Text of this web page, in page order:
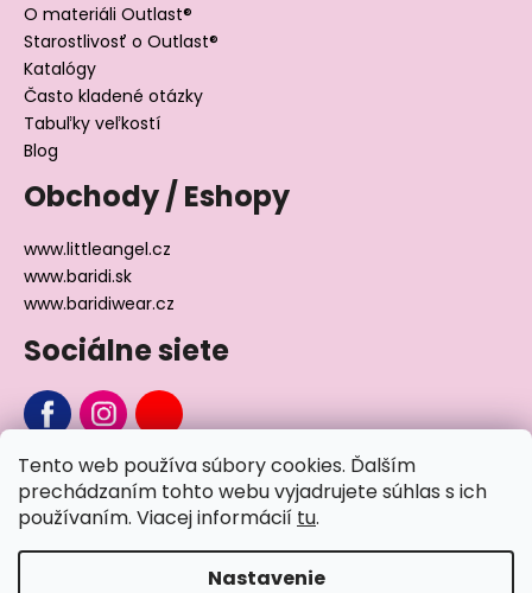
Tento web používa súbory cookies. Ďalším
prechádzaním tohto webu vyjadrujete súhlas s ich
používaním. Viacej informácií tu.
Nastavenie
O materiáli Outlast®
Starostlivosť o Outlast®
Katalógy
Často kladené otázky
Tabuľky veľkostí
Blog
Obchody / Eshopy
www.littleangel.cz
www.baridi.sk
www.baridiwear.cz
Sociálne siete
Chcete sa nás na niečo opýtať?